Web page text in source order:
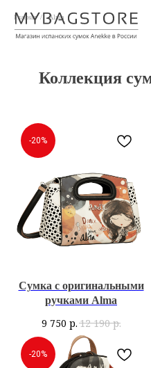
Главная / Alma
Коллекция
-20%
Сумка с оригинальными
ручками Alma
9 750 р.12 190 р.
-20%